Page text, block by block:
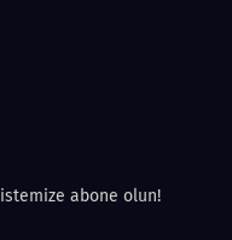
abone olun!